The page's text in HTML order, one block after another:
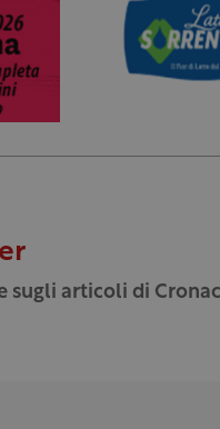
sugli articoli di